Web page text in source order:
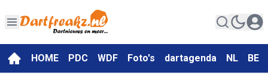
HOME PDC WDF Foto's dartagenda NL BE